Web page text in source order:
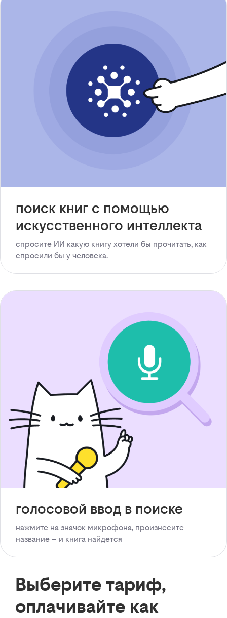
поиск книг с помощью
искусственного интеллекта
спросите ИИ какую книгу хотели бы прочитать, как
спросили бы у человека.
голосовой ввод в поиске
нажмите на значок микрофона, произнесите
название – и книга найдется
Выберите тариф,
оплачивайте как